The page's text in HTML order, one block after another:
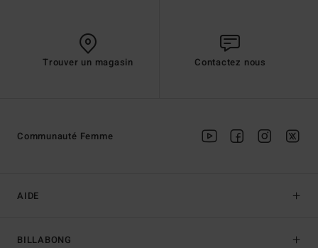
Trouver un magasin Contactez nous
AIDE
BILLABONG
Communauté Femme